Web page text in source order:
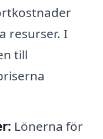
resurser. I
till
Lönerna för